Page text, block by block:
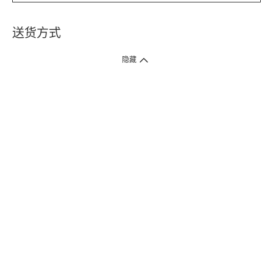
送货方式
1. 送货到府（受卫生署条例规管产品除外 ）
隐藏